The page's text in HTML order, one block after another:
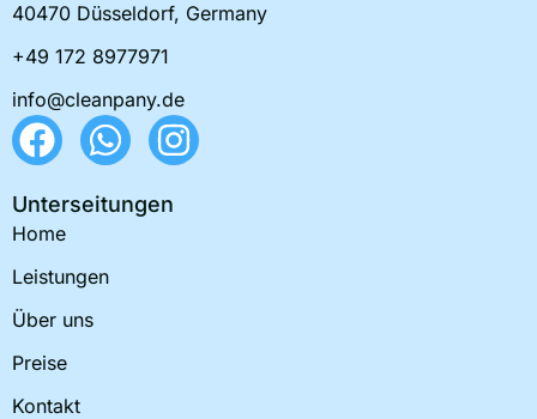
40470 Düsseldorf, Germany
+49 172 8977971
info@cleanpany.de
F
a
c
e
b
o
o
k
W
h
a
s
I
n
s
Unterseitungen
Home
Leistungen
Über uns
Preise
Kontakt